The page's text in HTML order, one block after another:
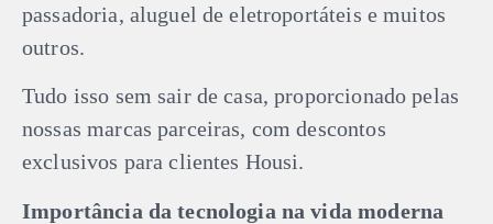
passadoria, aluguel de eletroportáteis e muitos
outros.
Tudo isso sem sair de casa, proporcionado pelas
nossas marcas parceiras, com descontos
exclusivos para clientes Housi.
Importância da tecnologia na vida moderna